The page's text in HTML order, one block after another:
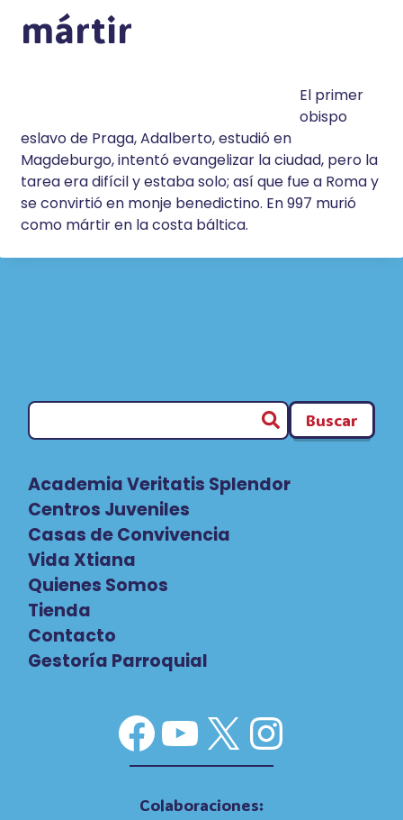
mártir
El primer
obispo
eslavo de Praga, Adalberto, estudió en
Magdeburgo, intentó evangelizar la ciudad, pero la
tarea era difícil y estaba solo; así que fue a Roma y
se convirtió en monje benedictino. En 997 murió
como mártir en la costa báltica.
Buscar
Academia Veritatis Splendor
Centros Juveniles
Casas de Convivencia
Vida Xtiana
Quienes Somos
Tienda
Contacto
Gestoría Parroquial
Facebook
YouTube
X
Colaboraciones: